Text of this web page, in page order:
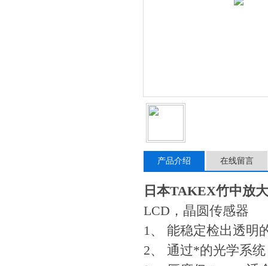
产品介绍 在线留言
日本TAKEX竹中放
LCD，晶圆传感器
1、 能稳定检出透明
2、 通过*的光学系